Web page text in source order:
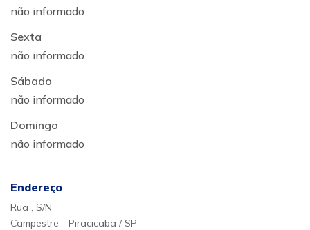
não informado
Sexta
:
não informado
Sábado
:
não informado
Domingo
:
não informado
Endereço
Rua , S/N
Campestre - Piracicaba / SP